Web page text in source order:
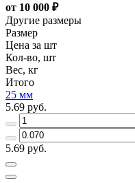
от 10 000 ₽
Другие размеры
Размер
Цена за шт
Кол-во, шт
Вес, кг
Итого
25 мм
5.69 руб.
5.69 руб.